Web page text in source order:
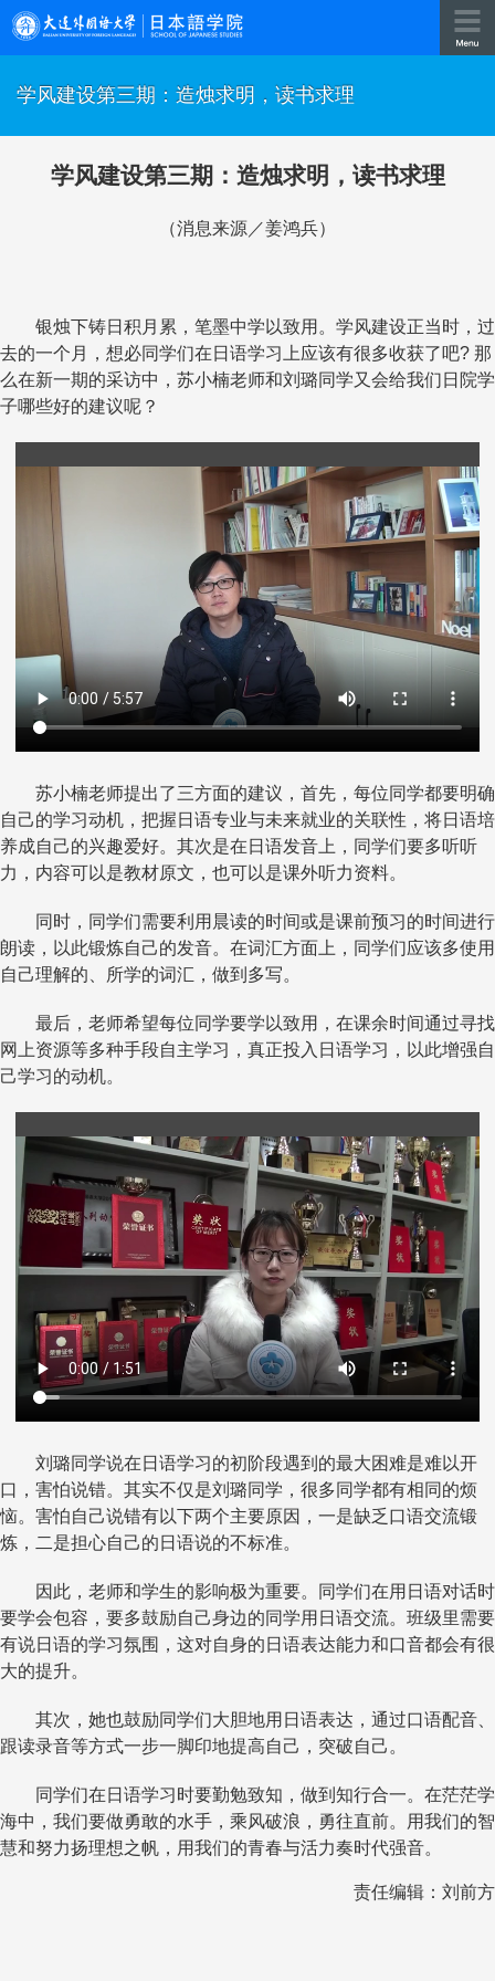
学风建设第三期：造烛求明，读书求理
学风建设第三期：造烛求明，读书求理
（消息来源／姜鸿兵）
银烛下铸日积月累，笔墨中学以致用。学风建设正当时，过
去的一个月，想必同学们在日语学习上应该有很多收获了吧? 那
么在新一期的采访中，苏小楠老师和刘璐同学又会给我们日院学
子哪些好的建议呢？
苏小楠老师提出了三方面的建议，首先，每位同学都要明确
自己的学习动机，把握日语专业与未来就业的关联性，将日语培
养成自己的兴趣爱好。其次是在日语发音上，同学们要多听听
力，内容可以是教材原文，也可以是课外听力资料。
同时，同学们需要利用晨读的时间或是课前预习的时间进行
朗读，以此锻炼自己的发音。在词汇方面上，同学们应该多使用
自己理解的、所学的词汇，做到多写。
最后，老师希望每位同学要学以致用，在课余时间通过寻找
网上资源等多种手段自主学习，真正投入日语学习，以此增强自
己学习的动机。
刘璐同学说在日语学习的初阶段遇到的最大困难是难以开
口，害怕说错。其实不仅是刘璐同学，很多同学都有相同的烦
恼。害怕自己说错有以下两个主要原因，一是缺乏口语交流锻
炼，二是担心自己的日语说的不标准。
因此，老师和学生的影响极为重要。同学们在用日语对话时
要学会包容，要多鼓励自己身边的同学用日语交流。班级里需要
有说日语的学习氛围，这对自身的日语表达能力和口音都会有很
大的提升。
其次，她也鼓励同学们大胆地用日语表达，通过口语配音、
跟读录音等方式一步一脚印地提高自己，突破自己。
同学们在日语学习时要勤勉致知，做到知行合一。在茫茫学
海中，我们要做勇敢的水手，乘风破浪，勇往直前。用我们的智
慧和努力扬理想之帆，用我们的青春与活力奏时代强音。
责任编辑：刘前方